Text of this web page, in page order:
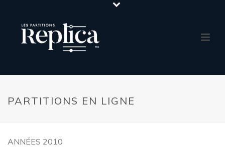
PARTITIONS EN LIGNE
ANNÉES 2010